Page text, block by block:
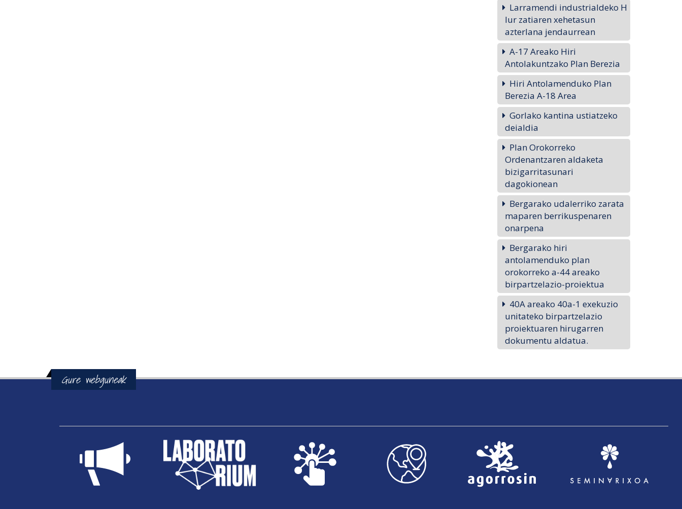
Larramendi industrialdeko H
lur zatiaren xehetasun
azterlana jendaurrean
A-17 Areako Hiri
Antolakuntzako Plan Berezia
Hiri Antolamenduko Plan
Berezia A-18 Area
Gorlako kantina ustiatzeko
deialdia
Plan Orokorreko
Ordenantzaren aldaketa
bizigarritasunari
dagokionean
Bergarako udalerriko zarata
maparen berrikuspenaren
onarpena
Bergarako hiri
antolamenduko plan
orokorreko a-44 areako
birpartzelazio-proiektua
40A areako 40a-1 exekuzio
unitateko birpartzelazio
proiektuaren hirugarren
dokumentu aldatua.
Gure webguneak